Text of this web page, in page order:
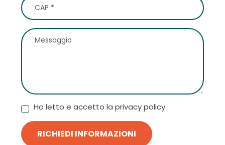
Ho letto e accetto la privacy policy
RICHIEDI INFORMAZIONI